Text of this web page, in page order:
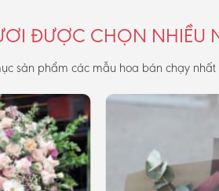
ĐƯỢC CHỌN NHIỀU
sản phẩm các mẫu hoa bán chạy